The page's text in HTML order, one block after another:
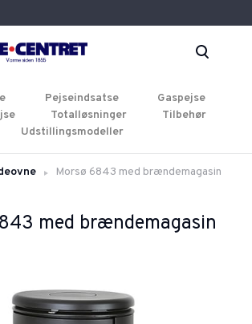
Pejseindsatse
Gaspejse
Totalløsninger
Tilbehør
Udstillingsmodeller
Morsø 6843 med brændemagasin
med brændemagasin